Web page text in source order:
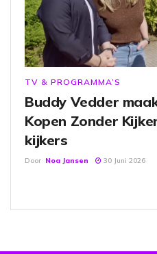
TV & PROGRAMMA’S
Buddy Vedder
Kopen Zonder
kijkers
Door Noa Jansen 30 Juni 2026